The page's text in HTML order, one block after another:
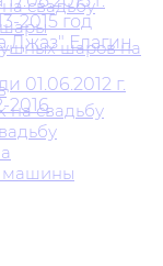
свадьбу
шаров на
на свадьбу
машины
2015 год
Джаз" Елагин
г.
2016